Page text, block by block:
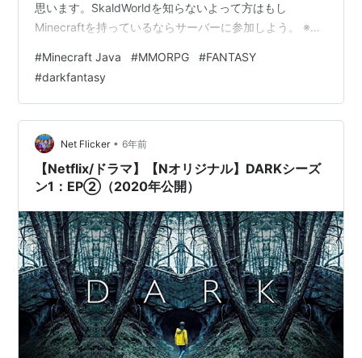
思います。SkaldWorldを知らないよって方はもし
Minecraftを持っているならサーバーに参加しよう。 ※現
SkaldWorldのJapanMinecraftServer、SkaldWorldの
WikiのURLを張っておきます。 このブログでは私のモチ
ベーション向上を目的にしています。 なので、投稿頻度
はそこまで高くないことをご理…
#Minecraft Java #MMORPG #FANTASY
#darkfantasy
Net Flicker • 6年前
【Netflix/ドラマ】【Nオリジナル】DARKシーズ
ン1：EP②（2020年公開）